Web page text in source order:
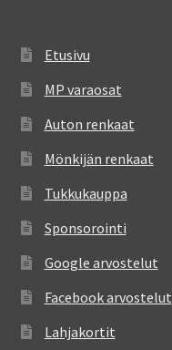
Etusivu
MP varaosat
Auton renkaat
Mönkijän renkaat
Tukkukauppa
Sponsorointi
Google arvostelut
Facebook arvostelut
Lahjakortit